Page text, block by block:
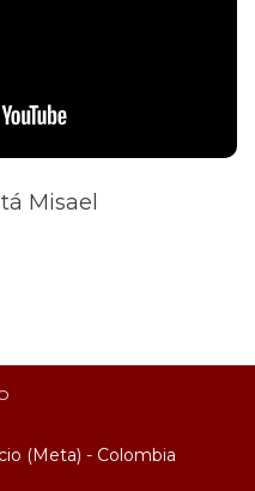
Misael
(Meta) - Colombia